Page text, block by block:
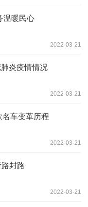
温暖民心
2022-03-21
炎疫情情况
2022-03-21
车变革历程
2022-03-21
封路
2022-03-21